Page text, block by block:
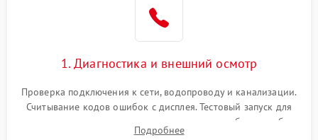
1. Диагностика и внешний осмотр
Проверка подключения к сети, водопроводу и канализации.
Считывание кодов ошибок с дисплея. Тестовый запуск для
выявления посторонних шумов, протечек или сбоев в работе
электронного модуля управления.
Подробнее